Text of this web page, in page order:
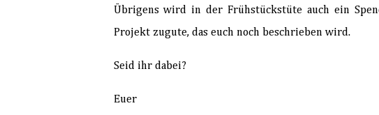
Übrigens wird in der Frühstückstüte auch ein
Projekt zugute, das euch noch beschrieben wird.
Seid ihr dabei?
Euer